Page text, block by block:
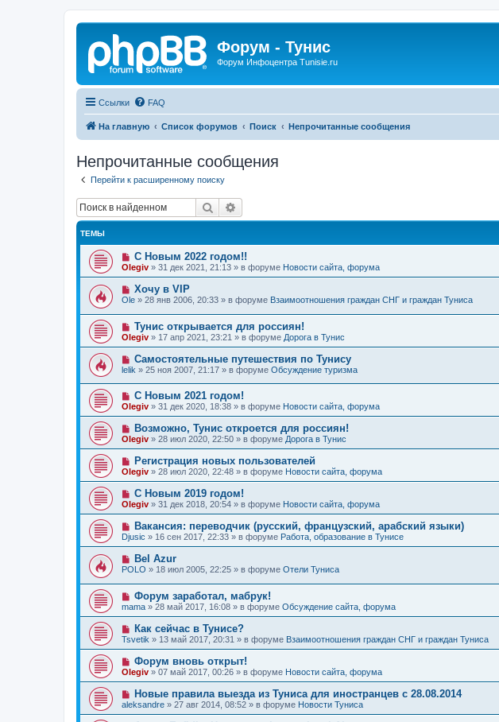
Форум - Тунис
Форум Инфоцентра Tunisie.ru
Ссылки FAQ
На главную Список форумов Поиск Непрочитанные сообщения
Непрочитанные сообщения
Перейти к расширенному поиску
Поиск
ТЕМЫ
Н
о
в
о
е
с
о
щ
е
н
и
С Новым 2022 годом!!
Olegiv » 31 дек 2021, 21:13 » в форуме Новости сайта, форума
Н
о
в
о
е
с
о
б
щ
е
н
и
е
Хочу в VIP
Ole » 28 янв 2006, 20:33 » в форуме Взаимоотношения граждан СНГ и граждан Туниса
Н
о
в
е
с
о
о
б
щ
е
и
е
Тунис открывается для россиян!
Olegiv » 17 апр 2021, 23:21 » в форуме Дорога в Тунис
Н
о
в
о
е
с
о
о
б
щ
е
и
е
Самостоятельные путешествия по Тунису
lelik » 25 ноя 2007, 21:17 » в форуме Обсуждение туризма
Н
о
о
е
с
о
б
щ
е
н
и
С Новым 2021 годом!
Olegiv » 31 дек 2020, 18:38 » в форуме Новости сайта, форума
Н
о
о
е
с
о
о
б
щ
е
н
и
е
Возможно, Тунис откроется для россиян!
Olegiv » 28 июл 2020, 22:50 » в форуме Дорога в Тунис
Н
о
е
с
о
б
щ
е
н
и
е
Регистрация новых пользователей
Olegiv » 28 июл 2020, 22:48 » в форуме Новости сайта, форума
Н
о
о
е
с
о
б
е
н
и
е
С Новым 2019 годом!
Olegiv » 31 дек 2018, 20:54 » в форуме Новости сайта, форума
Н
о
о
е
с
о
б
щ
е
и
е
Вакансия: переводчик (русский, французский, арабский языки)
Djusic » 16 сен 2017, 22:33 » в форуме Работа, образование в Тунисе
Н
о
о
е
с
о
б
щ
е
н
и
е
Bel Azur
POLO » 18 июл 2005, 22:25 » в форуме Отели Туниса
Н
о
в
о
е
с
о
о
б
щ
е
н
и
е
Форум заработал, мабрук!
mama » 28 май 2017, 16:08 » в форуме Обсуждение сайта, форума
Н
о
в
е
с
о
б
щ
Как сейчас в Тунисе?
Tsvetik » 13 май 2017, 20:31 » в форуме Взаимоотношения граждан СНГ и граждан Туниса
Н
о
в
о
е
с
о
Форум вновь открыт!
Olegiv » 07 май 2017, 00:26 » в форуме Новости сайта, форума
Н
о
в
Новые правила выезда из Туниса для иностранцев с 28.08.2014
aleksandre » 27 авг 2014, 08:52 » в форуме Новости Туниса